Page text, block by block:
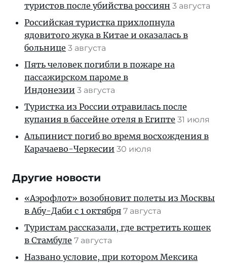
туристов после убийства россиян 3 августа
Российская туристка прихлопнула
ядовитого жука в Китае и оказалась в
больнице 3 августа
Пять человек погибли в пожаре на
пассажирском пароме в
Индонезии 3 августа
Туристка из России отравилась после
купания в бассейне отеля в Египте 31 июля
Альпинист погиб во время восхождения в
Карачаево-Черкесии 30 июля
Другие новости
«Аэрофлот» возобновит полеты из Москвы
в Абу-Даби с 1 октября 7 августа
Туристам рассказали, где встретить кошек
в Стамбуле 7 августа
Названо условие, при котором Мексика